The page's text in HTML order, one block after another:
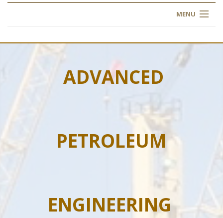
MENU
NOS FORMATIONS
INSCRIPTION
ARTICLES
ADVANCED
PETROLEUM
ENGINEERING